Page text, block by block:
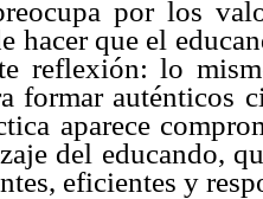
por los
hacer que el
reflexión: lo
formar auténticos
aparece
del educando,
eficientes y